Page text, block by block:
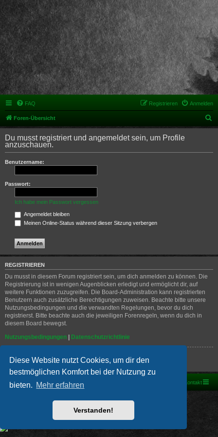
Diese Website nutzt Cookies, um dir den
bestmöglichen Komfort bei der Nutzung zu
bieten. Mehr erfahren
Verstanden!
FAQ Anmelden
Registrieren
Foren-Übersicht
u
h
Du musst registriert und angemeldet sein, um Profile
anzuschauen.
Benutzername:
Passwort:
Ich habe mein Passwort vergessen
Angemeldet bleiben
Meinen Online-Status während dieser Sitzung verbergen
REGISTRIEREN
Du musst in diesem Forum registriert sein, um dich anmelden zu können. Die
Registrierung ist in wenigen Augenblicken erledigt und ermöglicht dir, auf
weitere Funktionen zuzugreifen. Die Board-Administration kann registrierten
Benutzern auch zusätzliche Berechtigungen zuweisen. Beachte bitte unsere
Nutzungsbedingungen und die verwandten Regelungen, bevor du dich
registrierst. Bitte beachte auch die jeweiligen Forenregeln, wenn du dich in
diesem Board bewegst.
Nutzungsbedingungen | Datenschutzrichtlinie
Registrieren
Foren-Übersicht Kontakt